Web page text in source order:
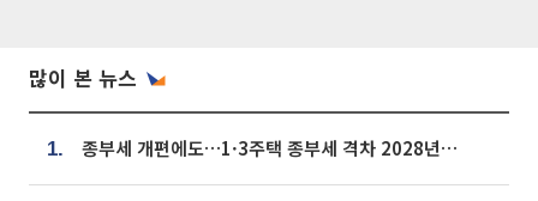
많이 본 뉴스
1. 종부세 개편에도…1·3주택 종부세 격차 2028년부터 확대